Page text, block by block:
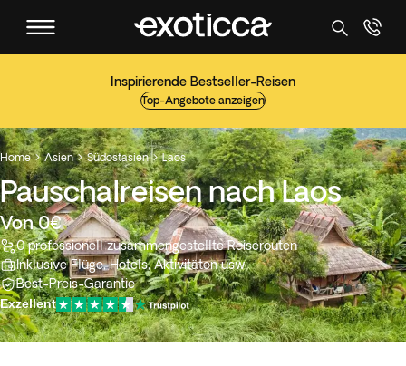
Inspirierende Bestseller-Reisen
Top-Angebote anzeigen
Home  Asien  Südostasien  Laos
Pauschalreisen nach Laos
Von 0€
0 professionell zusammengestellte Reiserouten
Inklusive Flüge, Hotels, Aktivitäten usw
Best-Preis-Garantie
Exzellent